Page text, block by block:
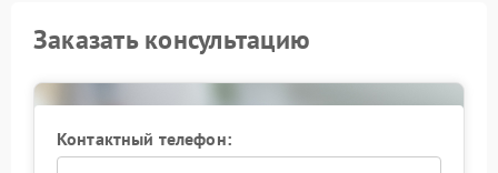
Заказать консультацию
Контактный телефон: